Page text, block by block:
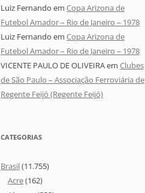
Luiz Fernando em Copa Arizona de
Futebol Amador – Rio de Janeiro – 1978
Luiz Fernando em Copa Arizona de
Futebol Amador – Rio de Janeiro – 1978
VICENTE PAULO DE OLIVEIRAem Clubes
de São Paulo – Associação Ferroviária de
Regente Feijó (Regente Feijó)
CATEGORIAS
Brasil(11.755)
Acre(162)